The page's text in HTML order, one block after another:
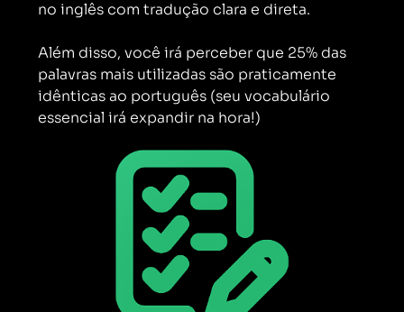
no inglês com tradução clara e direta.
Além disso, você irá perceber que 25% das
palavras mais utilizadas são praticamente
idênticas ao português (seu vocabulário
essencial irá expandir na hora!)